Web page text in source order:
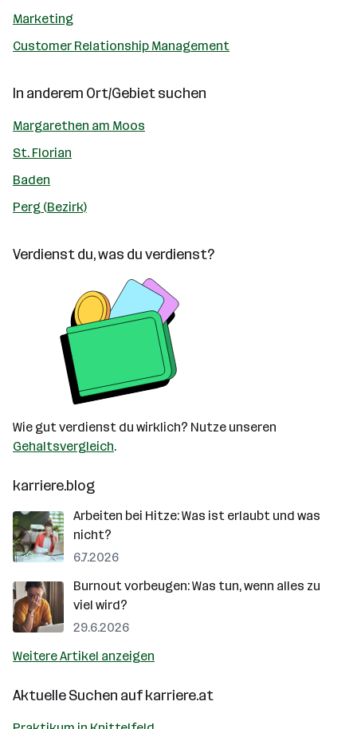
Marketing
Customer Relationship Management
In anderem Ort/Gebiet suchen
Margarethen am Moos
St. Florian
Baden
Perg (Bezirk)
Verdienst du, was du verdienst?
Wie gut verdienst du wirklich? Nutze unseren
Gehaltsvergleich.
karriere.blog
Arbeiten bei Hitze: Was ist erlaubt und was
nicht?
6.7.2026
Burnout vorbeugen: Was tun, wenn alles zu
viel wird?
29.6.2026
Weitere Artikel anzeigen
Aktuelle Suchen aufkarriere.at